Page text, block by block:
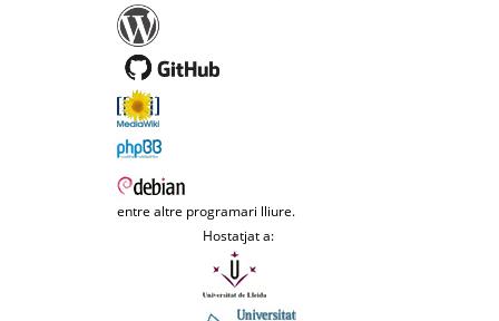
entre altre programari lliure.
Hostatjat a: